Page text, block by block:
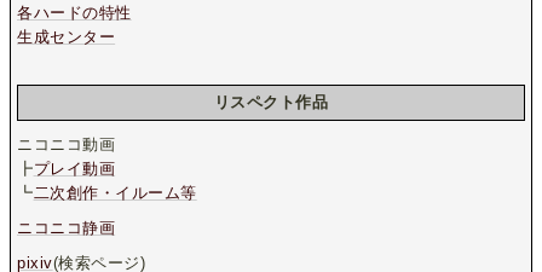
各ハードの特性
生成センター
リスペクト作品
ニコニコ動画
┣プレイ動画
┗ 二次創作・イルーム等
ニコニコ静画
pixiv(検索ページ)